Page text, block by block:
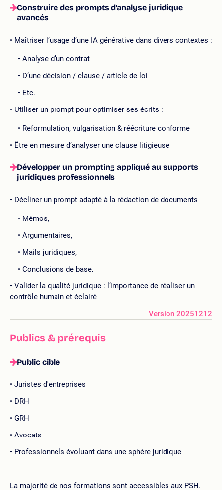
Construire des prompts d’analyse juridique
avancés
Maîtriser l’usage d’une IA générative dans divers contextes :
Analyse d’un contrat
D’une décision / clause / article de loi
Etc.
Utiliser un prompt pour optimiser ses écrits :
Reformulation, vulgarisation & réécriture conforme
Être en mesure d’analyser une clause litigieuse
Développer un prompting appliqué au supports
juridiques professionnels
Décliner un prompt adapté à la rédaction de documents
Mémos,
Argumentaires,
Mails juridiques,
Conclusions de base,
Valider la qualité juridique : l’importance de réaliser un
contrôle humain et éclairé
Version 20251212
Publics & prérequis
Public cible
Juristes d'entreprises
DRH
GRH
Avocats
Professionnels évoluant dans une sphère juridique
La majorité de nos formations sont accessibles aux PSH.